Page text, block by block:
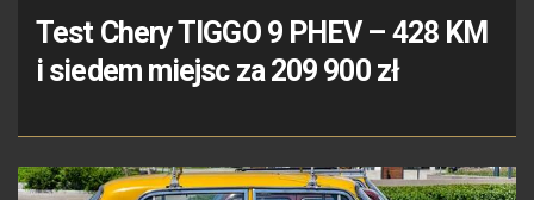
Test Chery TIGGO 9 PHEV – 428 KM
i siedem miejsc za 209 900 zł